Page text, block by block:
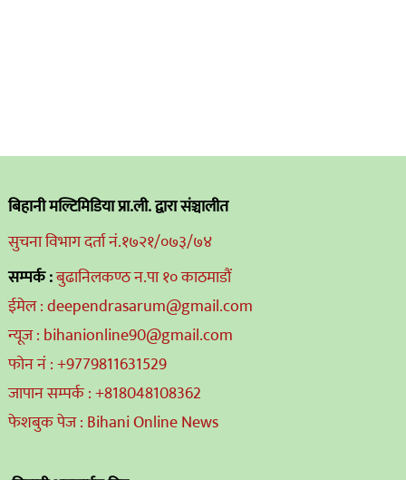
बिहानी मल्टिमिडिया प्रा.ली. द्वारा संञ्चालीत
सुचना विभाग दर्ता नं.१७२१/०७३/७४
सम्पर्क :बुढानिलकण्ठ न.पा १० काठमाडौं
ईमेल : deependrasarum@gmail.com
न्यूज : bihanionline90@gmail.com
फोन नं : +9779811631529
जापान सम्पर्क : +818048108362
फेशबुक पेज : Bihani Online News